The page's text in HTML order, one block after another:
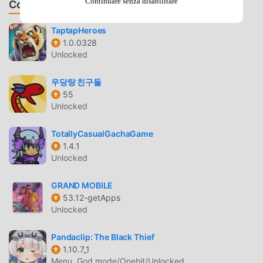
guild wars, and massive castle sieges.Endless Social
ActivitiesTake a break from combat and enjoy a rich variety
of life skills and social events. Experience the unique flying
system, fishing, trading, marriage, and even fun mini-
games like pet racing parties. You don't have to fight alone
—create or join a guild and build a strong
community.Enthralling Story & Hidden SecretsCenturies
ago, a hero named Kenzo captured the Key of Skylight to
stolen it, plunging the world into turmoil. The Aero people
are calling upon heroes from the real world to restore
peace! Along your journey, uncover over 50 hidden Easter
Massively Multiplayer Online Role-Playing
GameRecommended Requirements:Android 8 or
higherSnapdragon 670 / 710 / 845 or higher3GB RAM or
moreWi-Fi (Upload / Download 10 Mbps or more)Stay up-
to-date with Aero Tales Online on Discord:
discord.gg/aerotales
Consiglia Giochi & App
TaptapHeroes
1.0.0328
Unlocked
우당탕 친구들
55
Unlocked
TotallyCasualGachaGame
1.4.1
Unlocked
GRAND MOBILE
53.12-getApps
Unlocked
Pandaclip: The Black Thief
1.10.7_1
Menu, God mode/Onehit/Unlocked